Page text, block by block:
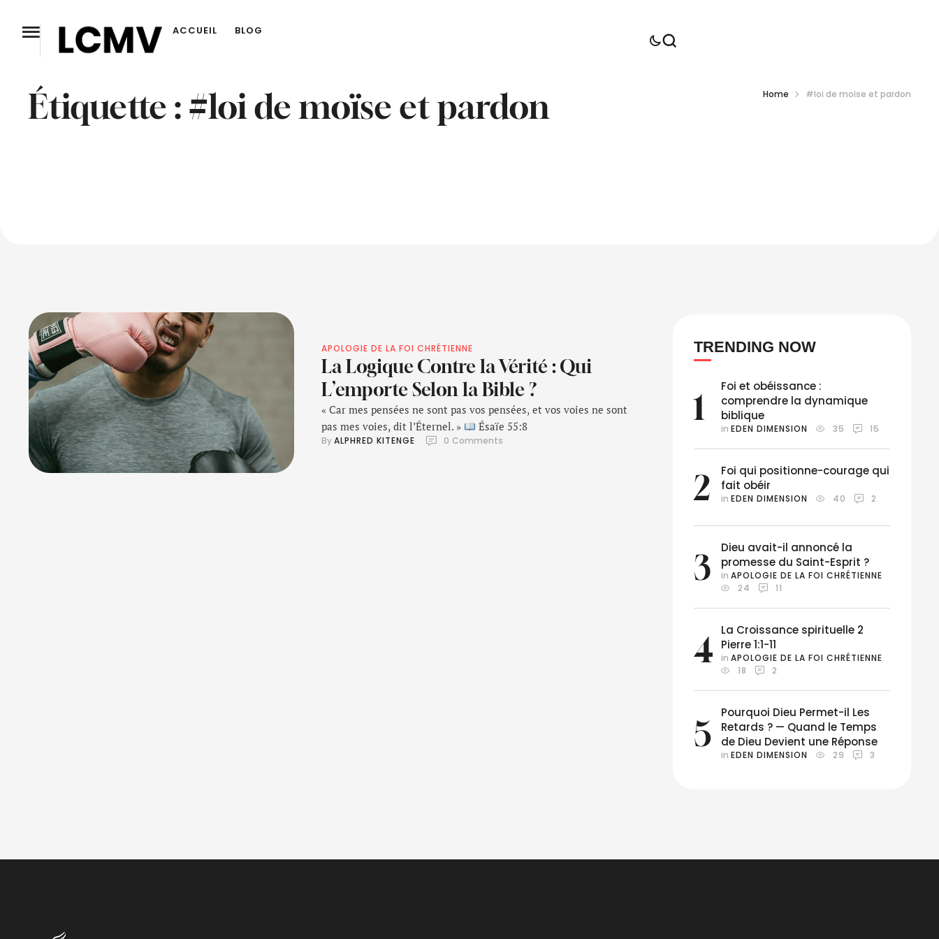
ACCUEIL BLOG
Étiquette : #loi de moïse et pardon Home #loi de moïse et pardon
APOLOGIE DE LA FOI CHRÉTIENNE
La Logique Contre la Vérité : Qui
L’emporte Selon la Bible ?
« Car mes pensées ne sont pas vos pensées, et vos voies ne sont
pas mes voies, dit l’Éternel. »
Ésaïe 55:8
By ALPHRED KITENGE 0 Comments
TRENDING NOW
1
Foi et obéissance :
comprendre la dynamique
biblique
in EDEN DIMENSION 35 15
2
Foi qui positionne-courage qui
fait obéir
in EDEN DIMENSION 40 2
3
Dieu avait-il annoncé la
promesse du Saint-Esprit ?
in APOLOGIE DE LA FOI CHRÉTIENNE
24
11
4
La Croissance spirituelle 2
Pierre 1:1-11
in APOLOGIE DE LA FOI CHRÉTIENNE
18
2
5
Pourquoi Dieu Permet-il Les
Retards ? — Quand le Temps
de Dieu Devient une Réponse
in EDEN DIMENSION 29 3